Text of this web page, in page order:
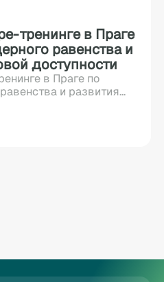
тренинге в Праге
равенства и
доступности
в Праге по
и развития...